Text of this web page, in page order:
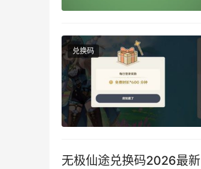
兑换码
无极仙途兑换码2026最新